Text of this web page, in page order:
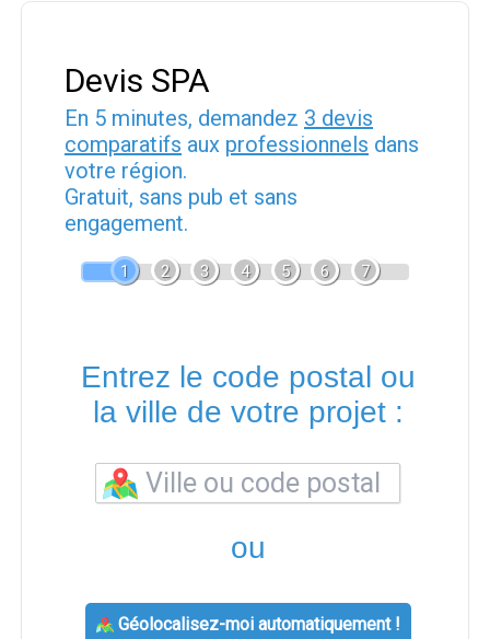
Devis SPA
En 5 minutes, demandez 3 devis
comparatifs aux professionnels dans
votre région.
Gratuit, sans pub et sans
engagement.
1 2 3 4 5 6 7
Entrez le code postal ou
la ville de votre projet :
ou
Géolocalisez-moi automatiquement !